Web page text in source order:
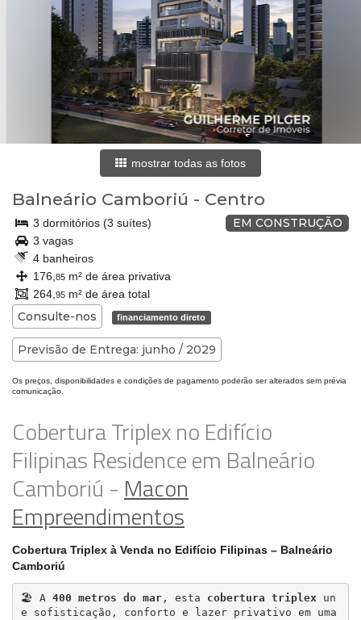
mostrar todas as fotos
Balneário Camboriú - Centro
EM CONSTRUÇÃO
3 dormitórios (3 suítes)
3 vagas
4 banheiros
176, 85 m² de área privativa
264, 95 m² de área total
Consulte-nos financiamento direto
Previsão de Entrega: junho / 2029
Os preços, disponibilidades e condições de pagamento poderão ser alterados sem prévia
comunicação.
Cobertura Triplex no Edifício
Filipinas Residence em Balneário
Camboriú - Macon
Empreendimentos
Cobertura Triplex à Venda no Edifício Filipinas – Balneário
Camboriú
🏖️ A 400 metros do mar, esta cobertura triplex un
e sofisticação, conforto e lazer privativo em uma